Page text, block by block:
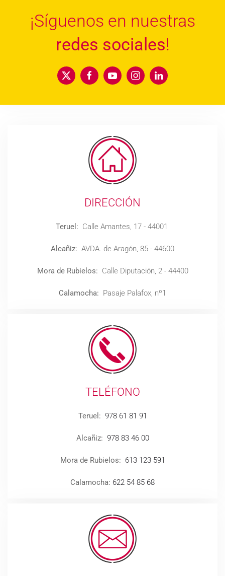
¡Síguenos en nuestras
redes sociales!
DIRECCIÓN
Teruel: Calle Amantes, 17 - 44001
Alcañiz: AVDA. de Aragón, 85 - 44600
Mora de Rubielos: Calle Diputación, 2 - 44400
Calamocha: Pasaje Palafox, nº1
TELÉFONO
Teruel: 978 61 81 91
Alcañiz: 978 83 46 00
Mora de Rubielos: 613 123 591
Calamocha: 622 54 85 68